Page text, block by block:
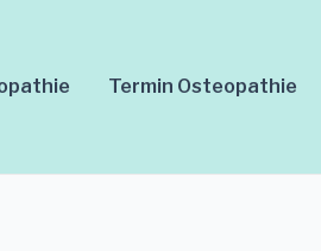
Termin Osteopathie